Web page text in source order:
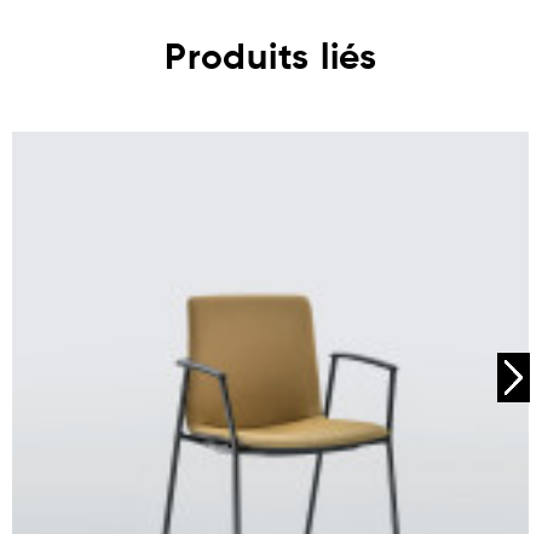
Produits liés